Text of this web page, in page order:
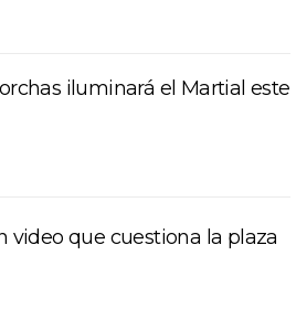
iluminará el Martial este
video que cuestiona la plaza